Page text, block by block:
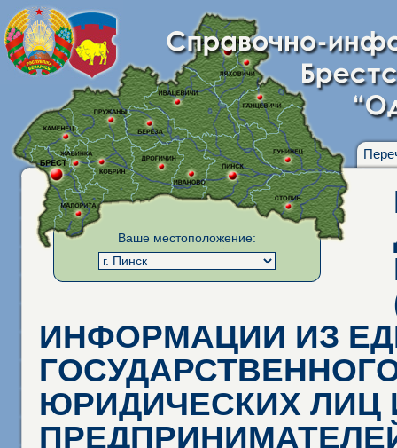
Ваше местоположение:
ИНФОРМАЦИИ ИЗ
ЮРИДИЧЕСКИХ ЛИЦ